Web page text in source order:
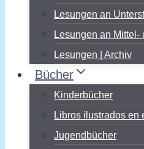
Lesungen an
Lesungen an Mittel-
Lesungen | Archiv
Bücher
Kinderbücher
Libros ilustrados en
Jugendbücher